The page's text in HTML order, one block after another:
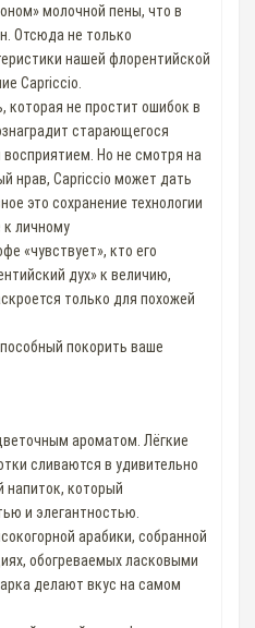
молочной пены, что в
Отсюда не только
нашей флорентийской
Capriccio.
которая не простит ошибок в
старающегося
Но не смотря на
нрав, Capriccio может дать
это сохранение технологии
к личному
«чувствует», кто его
дух» к величию,
только для похожей
покорить ваше
ароматом. Лёгкие
сливаются в удивительно
напиток, который
и элегантностью.
арабики, собранной
обогреваемых ласковыми
делают вкус на самом